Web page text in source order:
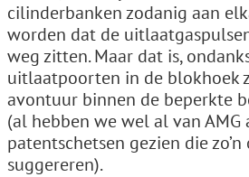
cilinderbanken zodanig aan
worden dat de
weg zitten. Maar dat is,
uitlaatpoorten in de blokhoek
avontuur binnen de beperkte
(al hebben we wel al van AMG
patentschetsen gezien die
suggereren).